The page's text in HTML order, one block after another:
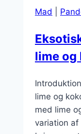
Mad
lime
lime og
med lime
variation af